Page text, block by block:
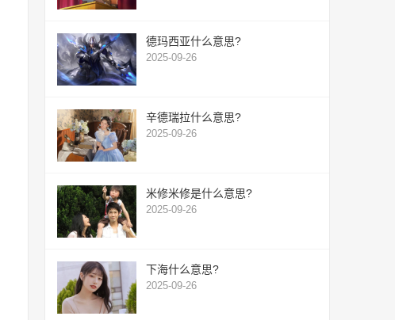
德玛西亚什么意思?
2025-09-26
辛德瑞拉什么意思?
2025-09-26
米修米修是什么意思?
2025-09-26
下海什么意思?
2025-09-26